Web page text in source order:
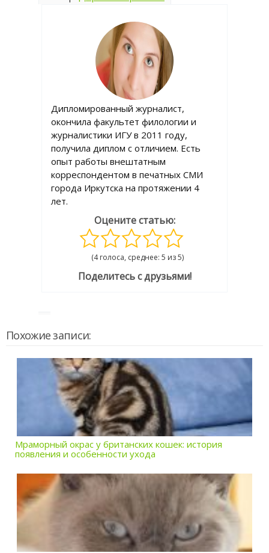
Дипломированный журналист,
окончила факультет филологии и
журналистики ИГУ в 2011 году,
получила диплом с отличием. Есть
опыт работы внештатным
корреспондентом в печатных СМИ
города Иркутска на протяжении 4
лет.
Оцените статью:
(4 голоса, среднее: 5 из 5)
Поделитесь с друзьями!
Похожие записи:
Мраморный окрас у британских кошек: история
появления и особенности ухода